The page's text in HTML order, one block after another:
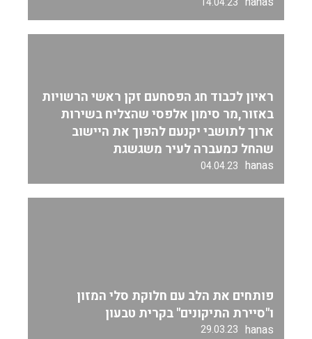
ראיון לכבוד חג הפסחעם זקן ראשי הרשויות
באזור,מר סימון אלפסי שהצליח בשירות
ארוך לתושבי יקנעם להפוך את היישוב
שהחל כמעברה לעיר משגשגת
hanas
04.04.23
פותחים את הלב עם חלוקת סלי המזון
ו"סיירת התיקונים" בקרית טבעון
hanas
29.03.23